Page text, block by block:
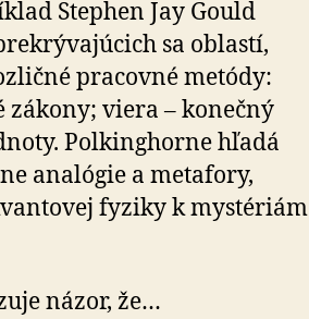
Stephen Jay Gould
sa oblastí,
pracovné metódy:
zákony; viera – ko­nečný
Polkinghorne hľadá
ana­lógie a me­ta­fory,
fyziky k mysté­riám
názor, že…